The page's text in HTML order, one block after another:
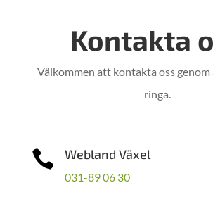
Kontakta
Välkommen att kontakta oss
ringa.
 Webland Växel
031-89 06 30